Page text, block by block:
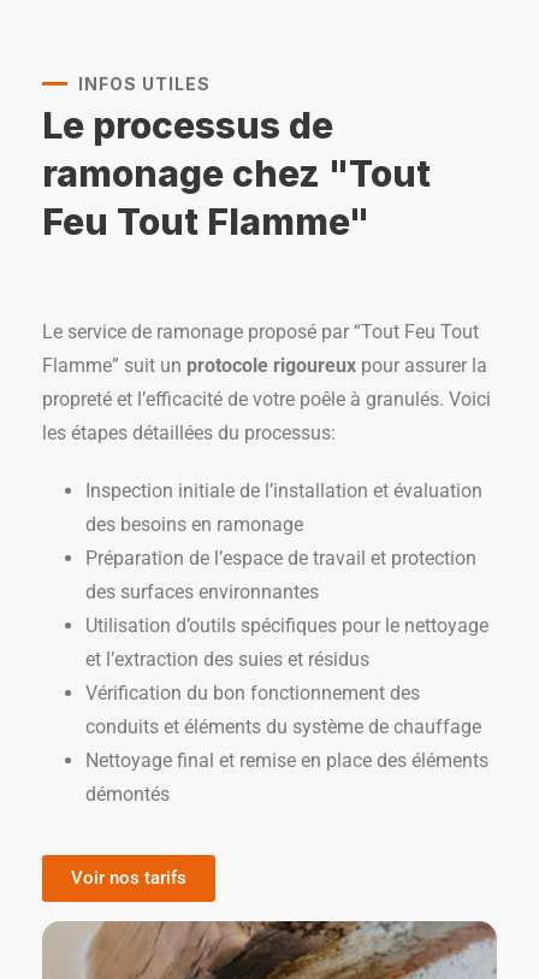
INFOS UTILES
Le processus de
ramonage chez "Tout
Feu Tout Flamme"
Le service de ramonage proposé par “Tout Feu Tout
Flamme” suit un protocole rigoureux pour assurer la
propreté et l’efficacité de votre poêle à granulés. Voici
les étapes détaillées du processus:
Inspection initiale de l’installation et évaluation
des besoins en ramonage
Préparation de l’espace de travail et protection
des surfaces environnantes
Utilisation d’outils spécifiques pour le nettoyage
et l’extraction des suies et résidus
Vérification du bon fonctionnement des
conduits et éléments du système de chauffage
Nettoyage final et remise en place des éléments
démontés
Voir nos tarifs